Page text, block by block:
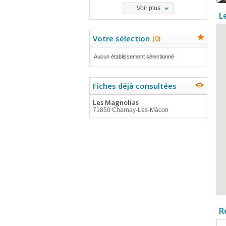
Voir plus
Votre sélection (0)
Aucun établissement sélectionné
Fiches déjà consultées
Les Magnolias
71850 Charnay-Lès-Mâcon